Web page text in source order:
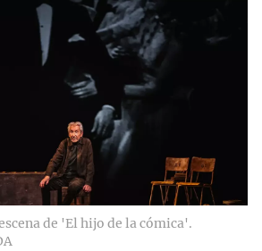
de 'El hijo de la cómica'.